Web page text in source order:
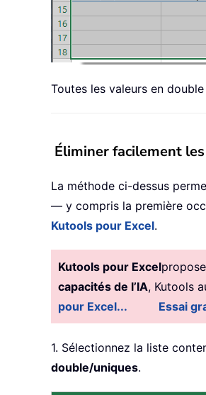
Toutes les valeurs en
Éliminer facilement
La méthode ci-dessus
— y compris la première
Kutools pour Excel.
Kutools pour Excel
capacités de l’IA, Kutools
pour Excel...
Essai
1. Sélectionnez la liste
double/uniques.